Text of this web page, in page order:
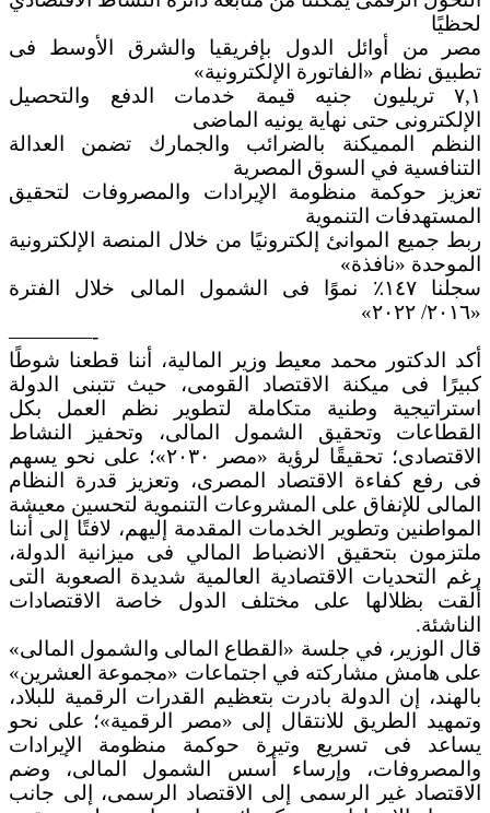
لحظيًا
مصر من أوائل الدول بإفريقيا والشرق الأوسط فى
تطبيق نظام «الفاتورة الإلكترونية»
٧,١ تريليون جنيه قيمة خدمات الدفع والتحصيل
الإلكترونى حتى نهاية يونيه الماضى
النظم المميكنة بالضرائب والجمارك تضمن العدالة
التنافسية في السوق المصرية
تعزيز حوكمة منظومة الإيرادات والمصروفات لتحقيق
المستهدفات التنموية
ربط جميع الموانئ إلكترونيًا من خلال المنصة الإلكترونية
الموحدة «نافذة»
سجلنا ١٤٧٪؜ نموًا فى الشمول المالى خلال الفترة
«٢٠١٦/ ٢٠٢٢»
————-
أكد الدكتور محمد معيط وزير المالية، أننا قطعنا شوطًا
كبيرًا فى ميكنة الاقتصاد القومى، حيث تتبنى الدولة
استراتيجية وطنية متكاملة لتطوير نظم العمل بكل
القطاعات وتحقيق الشمول المالى، وتحفيز النشاط
الاقتصادى؛ تحقيقًا لرؤية «مصر ٢٠٣٠»؛ على نحو يسهم
فى رفع كفاءة الاقتصاد المصرى، وتعزيز قدرة النظام
المالى للإنفاق على المشروعات التنموية لتحسين معيشة
المواطنين وتطوير الخدمات المقدمة إليهم، لافتًا إلى أننا
ملتزمون بتحقيق الانضباط المالي فى ميزانية الدولة،
رغم التحديات الاقتصادية العالمية شديدة الصعوبة التى
ألقت بظلالها على مختلف الدول خاصة الاقتصادات
الناشئة.
قال الوزير، في جلسة «القطاع المالى والشمول المالى»
على هامش مشاركته في اجتماعات «مجموعة العشرين»
بالهند، إن الدولة بادرت بتعظيم القدرات الرقمية للبلاد،
وتمهيد الطريق للانتقال إلى «مصر الرقمية»؛ على نحو
يساعد فى تسريع وتيرة حوكمة منظومة الإيرادات
والمصروفات، وإرساء أسس الشمول المالى، وضم
الاقتصاد غير الرسمى إلى الاقتصاد الرسمى، إلى جانب